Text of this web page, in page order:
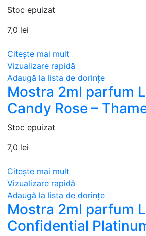
Stoc epuizat
7,0 lei
Citește mai mult
Vizualizare rapidă
Adaugă la lista de dorințe
Mostra 2ml parfum
Candy Rose –
Stoc epuizat
7,0 lei
Citește mai mult
Vizualizare rapidă
Adaugă la lista de dorințe
Mostra 2ml parfum
Confidential